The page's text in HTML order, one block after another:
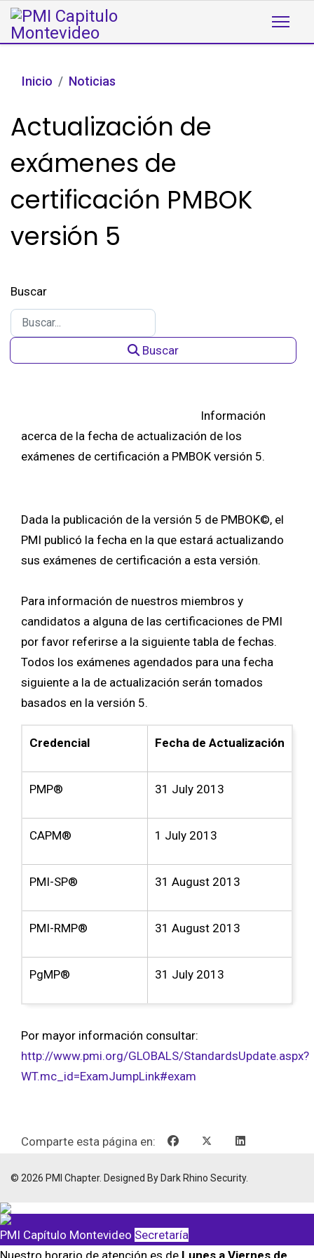
Inicio Noticias
Actualización de
exámenes de
certificación PMBOK
versión 5
Buscar
Buscar
Información
acerca de la fecha de actualización de los
exámenes de certificación a PMBOK versión 5.
Dada la publicación de la versión 5 de PMBOK©, el
PMI publicó la fecha en la que estará actualizando
sus exámenes de certificación a esta versión.
Para información de nuestros miembros y
candidatos a alguna de las certificaciones de PMI
por favor referirse a la siguiente tabla de fechas.
Todos los exámenes agendados para una fecha
siguiente a la de actualización serán tomados
basados en la versión 5.
Credencial Fecha de Actualización
PMP® 31 July 2013
CAPM® 1 July 2013
PMI-SP® 31 August 2013
PMI-RMP® 31 August 2013
PgMP® 31 July 2013
Por mayor información consultar:
http://www.pmi.org/GLOBALS/StandardsUpdate.aspx?
WT.mc_id=ExamJumpLink#exam
Comparte esta página en:
© 2026 PMI Chapter. Designed By Dark Rhino Security.
PMI Capítulo Montevideo Secretaría
Nuestro horario de atención es de Lunes a Viernes de